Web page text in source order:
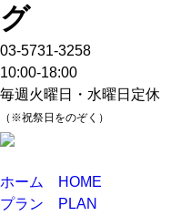
グ
03-5731-3258
10:00-18:00
毎週火曜日・水曜日定休
（※祝祭日をのぞく）
ホーム
HOME
プラン
PLAN